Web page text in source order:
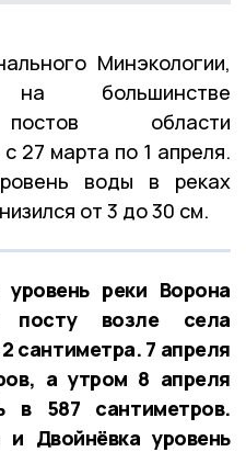
Минэкологии,
большинстве
постов области
27 марта по 1 апреля.
воды в реках
от 3 до 30 см.
реки Ворона
посту возле села
сантиметра. 7 апреля
а утром 8 апреля
в 587 сантиметров.
Двойнёвка уровень